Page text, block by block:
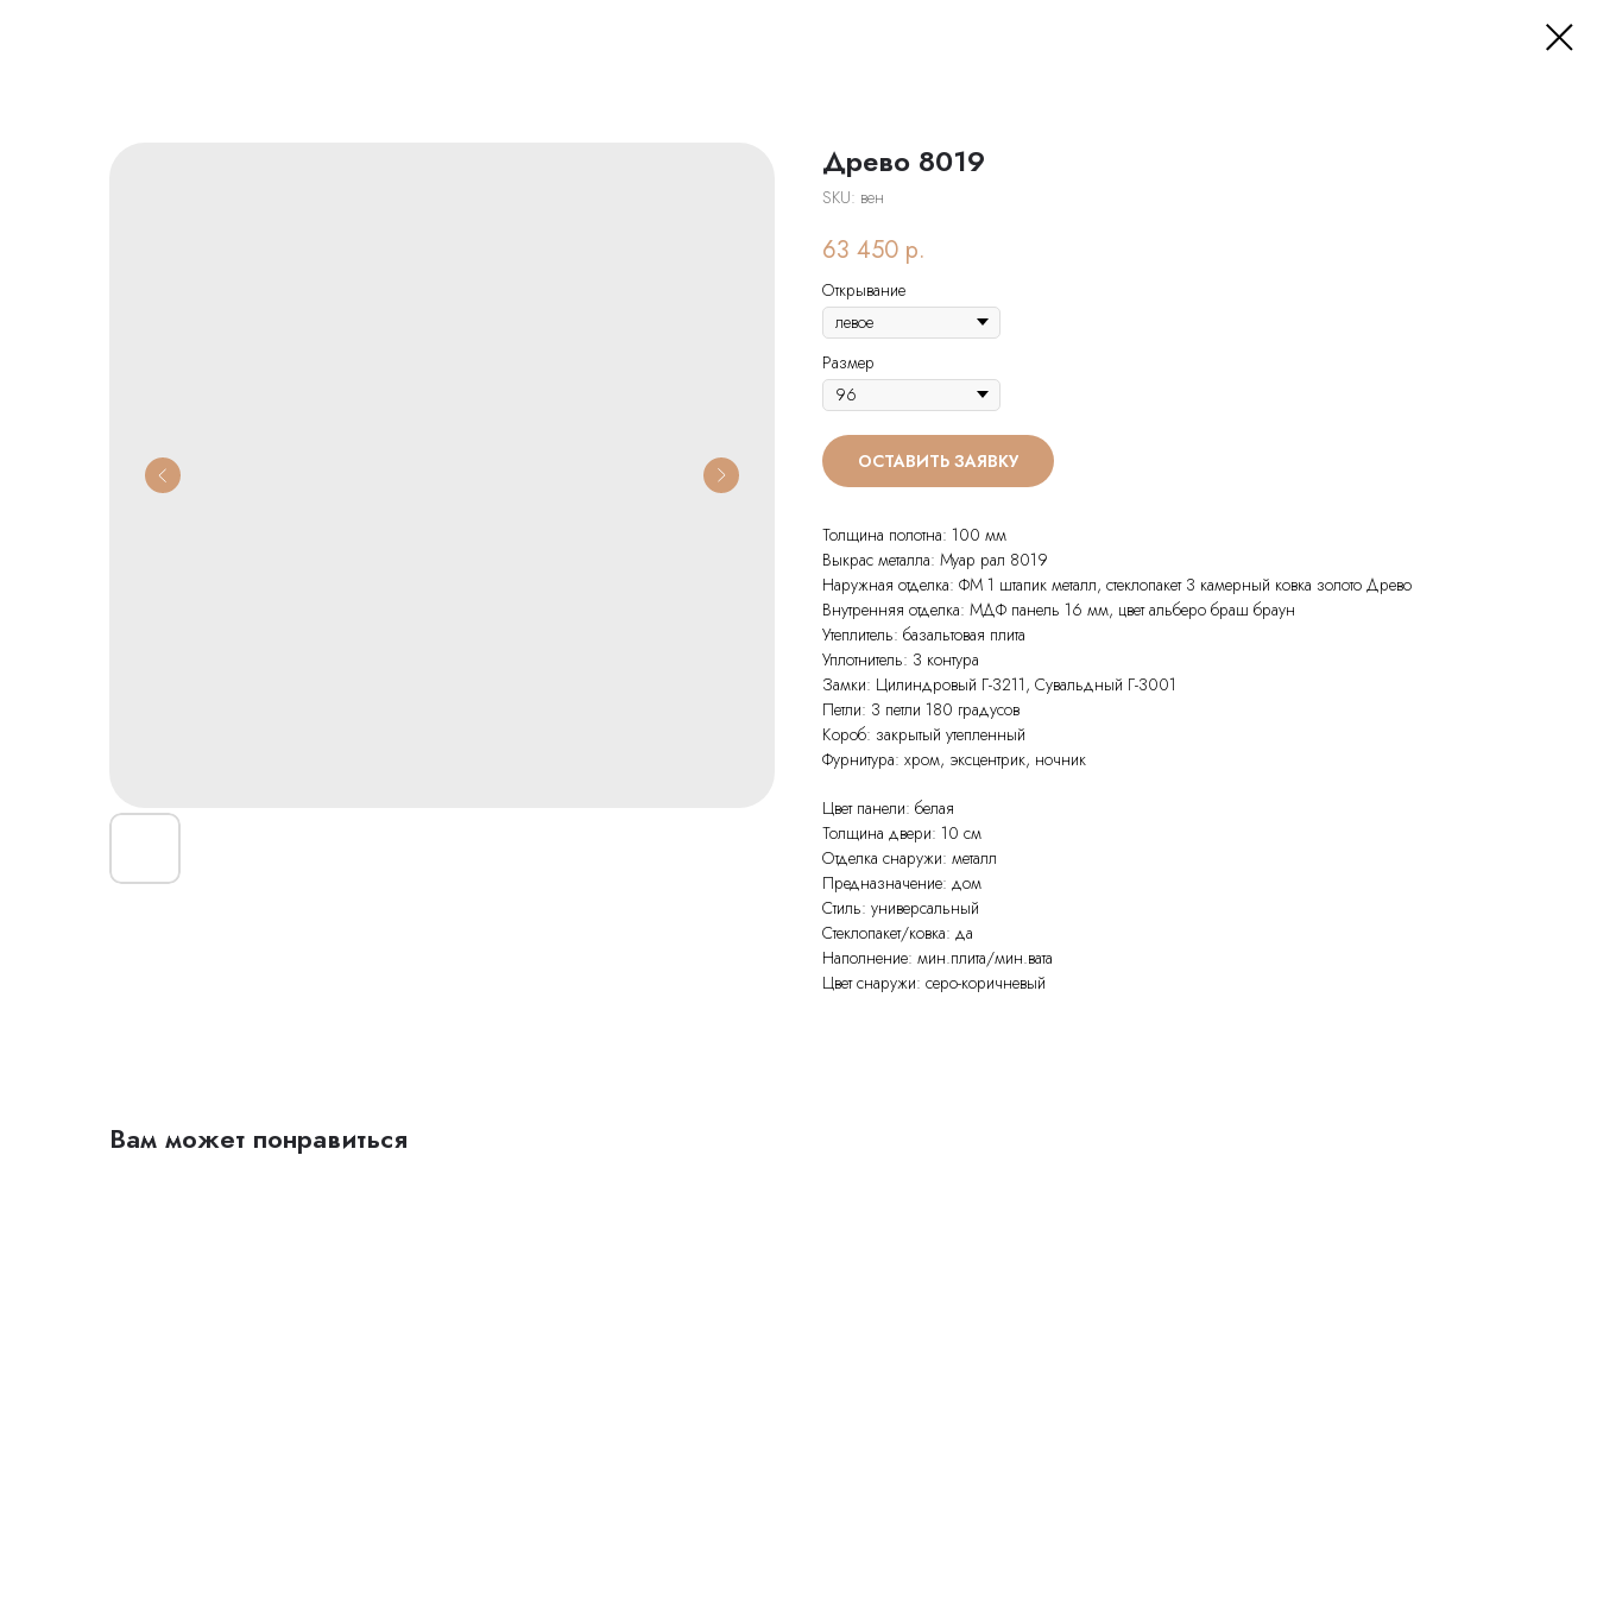
Древо 8019
SKU: вен
63 450 р.
Открывание
Размер
ОСТАВИТЬ ЗАЯВКУ
Толщина полотна: 100 мм
Выкрас металла: Муар рал 8019
Наружная отделка: ФМ 1 штапик металл, стеклопакет 3 камерный ковка золото Древо
Внутренняя отделка: МДФ панель 16 мм, цвет альберо браш браун
Утеплитель: базальтовая плита
Уплотнитель: 3 контура
Замки: Цилиндровый Г-3211, Сувальдный Г-3001
Петли: 3 петли 180 градусов
Короб: закрытый утепленный
Фурнитура: хром, эксцентрик, ночник
Цвет панели: белая
Толщина двери: 10 см
Отделка снаружи: металл
Предназначение: дом
Стиль: универсальный
Стеклопакет/ковка: да
Наполнение: мин.плита/мин.вата
Цвет снаружи: серо-коричневый
Вам может понравиться